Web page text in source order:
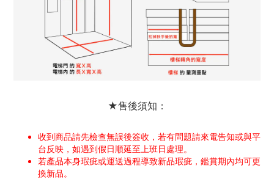
★售後須知：
收到商品請先檢查無誤後簽收，若有問題請來電告知或與平
台反映，如遇到假日順延至上班日處理。
若產品本身瑕疵或運送過程導致新品瑕疵，鑑賞期內均可更
換新品。